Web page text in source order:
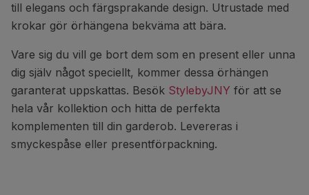
till elegans och färgsprakande design. Utrustade med
krokar gör örhängena bekväma att bära.
Vare sig du vill ge bort dem som en present eller unna
dig själv något speciellt, kommer dessa örhängen
garanterat uppskattas. Besök StylebyJNY för att se
hela vår kollektion och hitta de perfekta
komplementen till din garderob. Levereras i
smyckespåse eller presentförpackning.